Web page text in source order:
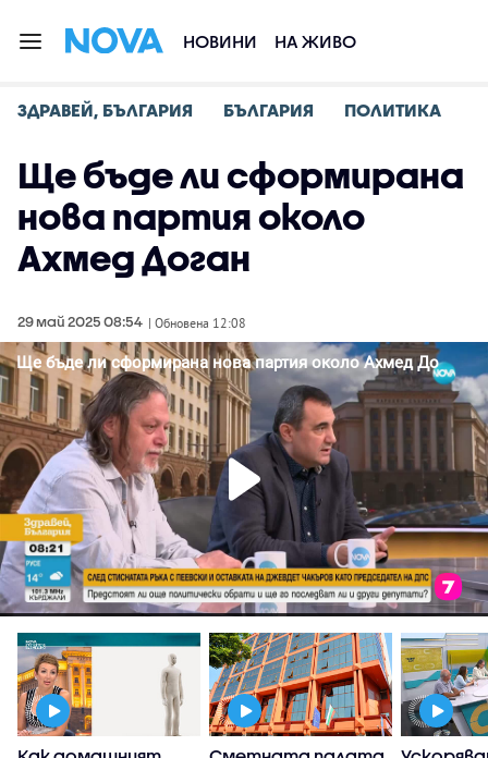
НОВИНИ НА ЖИВО
ЗДРАВЕЙ, БЪЛГАРИЯ БЪЛГАРИЯ ПОЛИТИКА
Ще бъде ли сформирана
нова партия около
Ахмед Доган
29 май 2025 08:54 | Обновена 12:08